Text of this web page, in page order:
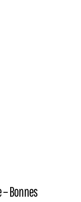
Bonnes